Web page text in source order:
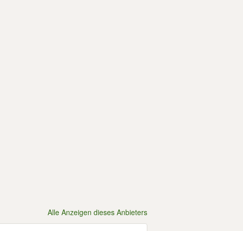
Alle Anzeigen dieses Anbieters